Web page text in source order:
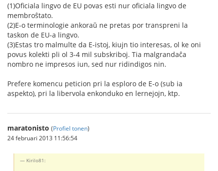
(1)Oficiala lingvo de EU povas esti nur oficiala lingvo de
membroŝtato.
(2)E-o terminologie ankoraŭ ne pretas por transpreni la
taskon de EU-a lingvo.
(3)Estas tro malmulte da E-istoj, kiujn tio interesas, ol ke oni
povus kolekti pli ol 3-4 mil subskriboj. Tia malgrandaĉa
nombro ne impresos iun, sed nur ridindigos nin.
Prefere komencu peticion pri la esploro de E-o (sub ia
aspekto), pri la libervola enkonduko en lernejojn, ktp.
maratonisto (Profiel tonen)
24 februari 2013 11:56:54
Kirilo81: